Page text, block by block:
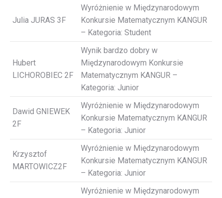
Julia JURAS 3F
Wyróżnienie w Międzynarodowym
Konkursie Matematycznym KANGUR
– Kategoria: Student
Hubert
LICHOROBIEC 2F
Wynik bardzo dobry w
Międzynarodowym Konkursie
Matematycznym KANGUR –
Kategoria: Junior
Dawid GNIEWEK
2F
Wyróżnienie w Międzynarodowym
Konkursie Matematycznym KANGUR
– Kategoria: Junior
Krzysztof
MARTOWICZ2F
Wyróżnienie w Międzynarodowym
Konkursie Matematycznym KANGUR
– Kategoria: Junior
Wyróżnienie w Międzynarodowym